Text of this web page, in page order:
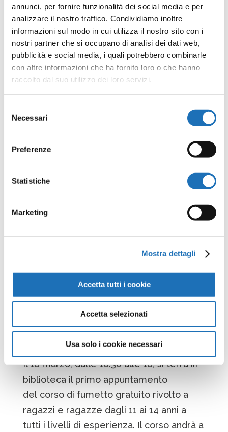
annunci, per fornire funzionalità dei social media e per
analizzare il nostro traffico. Condividiamo inoltre
informazioni sul modo in cui utilizza il nostro sito con i
nostri partner che si occupano di analisi dei dati web,
pubblicità e social media, i quali potrebbero combinarle
con altre informazioni che ha fornito loro o che hanno
raccolto dal suo utilizzo dei loro servizi.
delNecessari
Preferenze
Statistiche
Marketing
Mostra dettagli
Accetta tutti i cookie
Accetta selezionati
Usa solo i cookie necessari
Corso di fumetto per ragazzi
Il 25 marzo, dalle 16.30 alle 18, si terrà in
ragazzi e ragazze dagli 11 ai 14 anni a
tutti i livelli di esperienza. Il corso andrà a
scoprire il dietro le quinte del fumetto,
Corso di fumetto per ragazzi
B.Cesenatico|Mar 17, 2026
Il 18 marzo, dalle 16.30 alle 18, si terrà in
biblioteca il primo appuntamento
del corso di fumetto gratuito rivolto a
ragazzi e ragazze dagli 11 ai 14 anni a
tutti i livelli di esperienza. Il corso andrà a